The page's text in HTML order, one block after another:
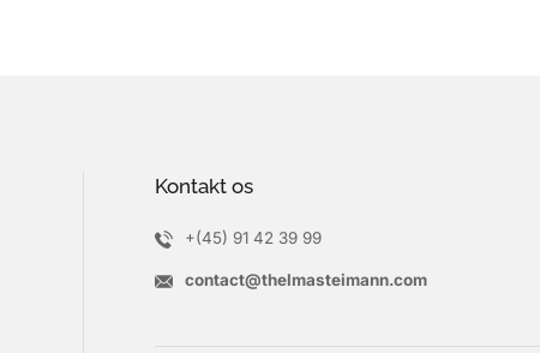
Kontakt os
+(45) 91 42 39 99
contact@thelmasteimann.com